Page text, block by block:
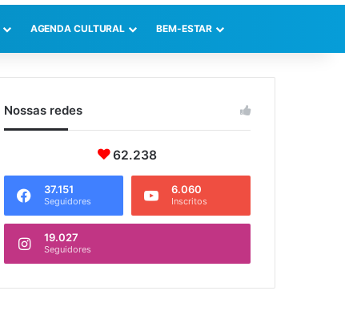
AGENDA CULTURAL BEM-ESTAR
Nossas redes
62.238
37.151
Seguidores
6.060
Inscritos
19.027
Seguidores